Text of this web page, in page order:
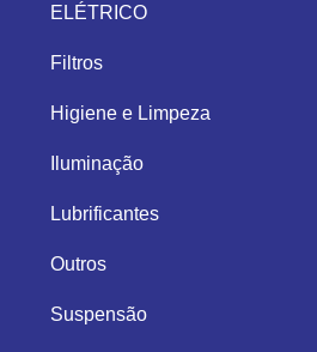
ELÉTRICO
Filtros
Higiene e Limpeza
Iluminação
Lubrificantes
Outros
Suspensão